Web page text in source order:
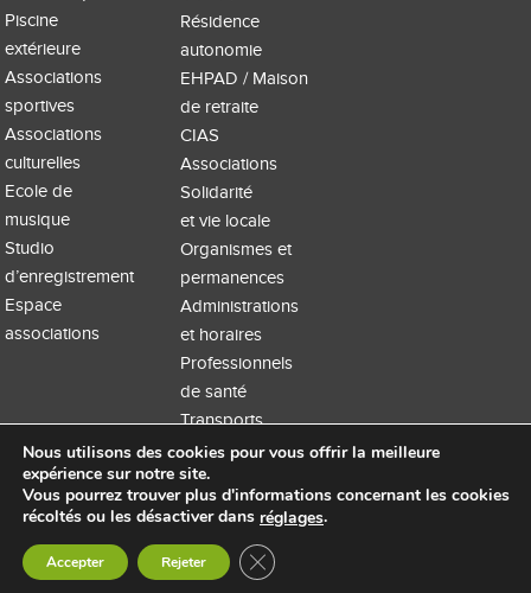
Piscine
extérieure
Associations
sportives
Associations
culturelles
Ecole de
musique
Studio
d’enregistrement
Espace
associations
Résidence
autonomie
EHPAD / Maison
de retraite
CIAS
Associations
Solidarité
et vie locale
Organismes et
permanences
Administrations
et horaires
Professionnels
de santé
Transports
Accueil Extranet Mentions légales
Site WordPress par Nouvel oeil
Nous utilisons des cookies pour vous offrir la meilleure
expérience sur notre site.
Vous pourrez trouver plus d'informations concernant les cookies
récoltés ou les désactiver dans réglages.
Accepter Rejeter Fermer la bannière des cookies